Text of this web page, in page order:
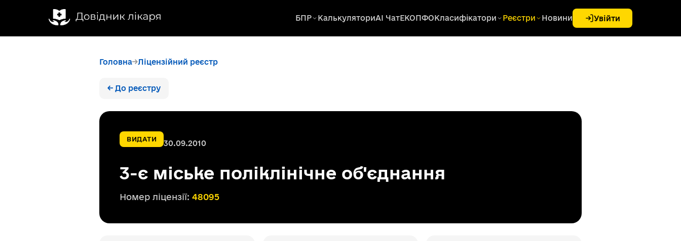
БПР КалькуляториAI ЧатЕКОПФОКласифікатори Реєстри Новини Увійти
Головна Ліцензійний реєстр
← До реєстру
ВИДАТИ 30.09.2010
3-є міське поліклінічне об'єднання
Номер ліцензії: 48095